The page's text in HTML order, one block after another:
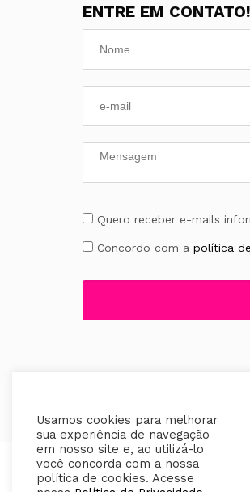
ENTRE EM CONTATO!
Quero receber e-mails
Concordo com a política
Usamos cookies para melhorar
sua experiência de navegação
em nosso site e, ao utilizá-lo
você concorda com a nossa
política de cookies. Acesse